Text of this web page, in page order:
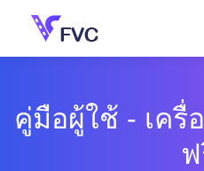
คู่มือผู้ใช้ - เครื่